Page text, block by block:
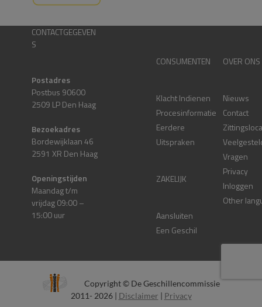
CONTACTGEGEVEN
S
Postadres
Postbus 90600
2509 LP Den Haag
Bezoekadres
Bordewijklaan 46
2591 XR Den Haag
Openingstijden
Maandag t/m
vrijdag 09:00 –
15:00 uur
CONSUMENTEN
Klacht Indienen
Procesinformatie
Eerdere
Uitspraken
ZAKELIJK
Aansluiten
Een Geschil
OVER ONS
Nieuws
Contact
Vragen
Privacy
Inloggen
Other
Copyright © De Geschillencommissie
2011- 2026 | Disclaimer | Privacy